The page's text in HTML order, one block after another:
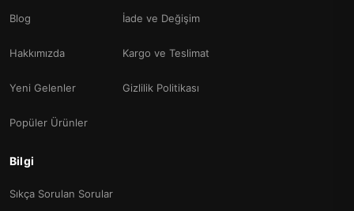
Blog
Hakkımızda
Yeni Gelenler
Popüler Ürünler
İade ve Değişim
Kargo ve Teslimat
Gizlilik Politikası
Bilgi
Sıkça Sorulan Sorular